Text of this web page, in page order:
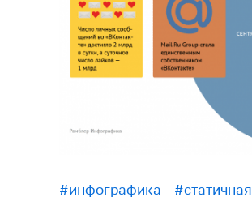
#инфографика #статичная